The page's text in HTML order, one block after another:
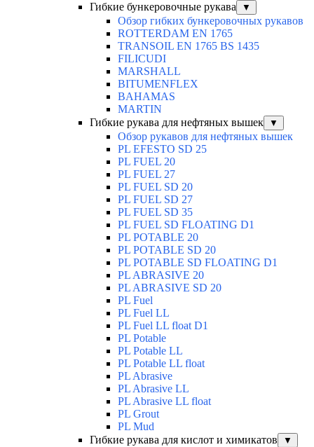
Гибкие бункеровочные рукава
▼
Обзор гибких бункеровочных рукавов
ROTTERDAM EN 1765
TRANSOIL EN 1765 BS 1435
FILICUDI
MARSHALL
BITUMENFLEX
BAHAMAS
MARTIN
Гибкие рукава для нефтяных вышек
▼
Обзор рукавов для нефтяных вышек
PL EFESTO SD 25
PL FUEL 20
PL FUEL 27
PL FUEL SD 20
PL FUEL SD 27
PL FUEL SD 35
PL FUEL SD FLOATING D1
PL POTABLE 20
PL POTABLE SD 20
PL POTABLE SD FLOATING D1
PL ABRASIVE 20
PL ABRASIVE SD 20
PL Fuel
PL Fuel LL
PL Fuel LL float D1
PL Potable
PL Potable LL
PL Potable LL float
PL Abrasive
PL Abrasive LL
PL Abrasive LL float
PL Grout
PL Mud
Гибкие рукава для кислот и химикатов
▼